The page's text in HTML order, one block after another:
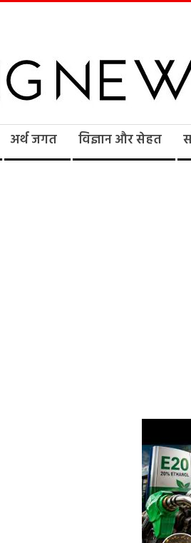
अर्थ जगत विज्ञान और सेहत